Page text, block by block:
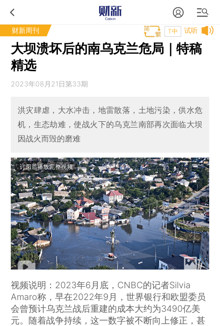
财新周刊 试听
T中
大坝溃坏后的南乌克兰危局｜特稿
精选
2023年08月21日第33期
洪灾肆虐，大水冲击，地雷散落，土地污染，供水危
机，生态劫难，使战火下的乌克兰南部再次面临大坝
因战火而毁的磨难
订阅后播放完整视频
视频说明：2023年6月底，CNBC的记者Silvia
Amaro称，早在2022年9月，世界银行和欧盟委员
会曾预计乌克兰战后重建的成本大约为3490亿美
元。随着战争持续，这一数字被不断向上修正，甚